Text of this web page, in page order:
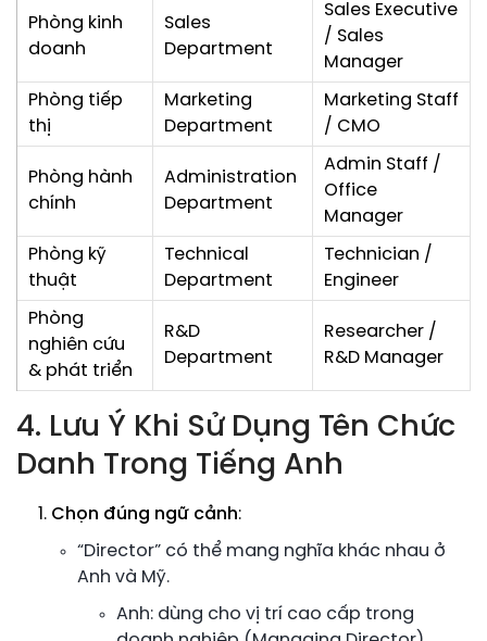
Phòng kinh
doanh
Sales
Department
Sales Executive
/ Sales
Manager
Phòng tiếp
thị
Marketing
Department
Marketing Staff
/ CMO
Phòng hành
chính
Administration
Department
Admin Staff /
Office
Manager
Phòng kỹ
thuật
Technical
Department
Technician /
Engineer
Phòng
nghiên cứu
& phát triển
R&D
Department
Researcher /
R&D Manager
4. Lưu Ý Khi Sử Dụng Tên Chức
Danh Trong Tiếng Anh
Chọn đúng ngữ cảnh:
“Director” có thể mang nghĩa khác nhau ở
Anh và Mỹ.
Anh: dùng cho vị trí cao cấp trong